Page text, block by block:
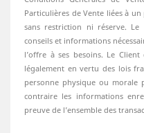
Particulières de Vente liées à
sans restriction ni réserve. Le
conseils et informations
l’offre à ses besoins. Le
légalement en vertu des lois
personne physique ou morale
contraire les informations
preuve de l’ensemble des